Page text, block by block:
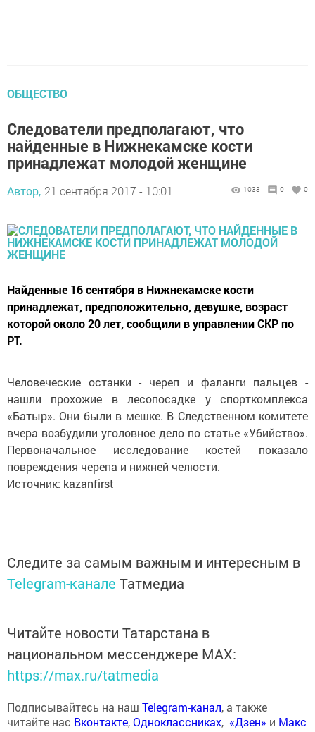
ОБЩЕСТВО
Следователи предполагают, что
найденные в Нижнекамске кости
принадлежат молодой женщине
Автор, 21 сентября 2017 - 10:01 1033 0 0
Найденные 16 сентября в Нижнекамске кости
принадлежат, предположительно, девушке, возраст
которой около 20 лет, сообщили в управлении СКР по
РТ.
Человеческие останки - череп и фаланги пальцев -
нашли прохожие в лесопосадке у спорткомплекса
«Батыр». Они были в мешке. В Следственном комитете
вчера возбудили уголовное дело по статье «Убийство».
Первоначальное исследование костей показало
повреждения черепа и нижней челюсти.
Источник: kazanfirst
Следите за самым важным и интересным в
Telegram-канале Татмедиа
Читайте новости Татарстана в
национальном мессенджере MАХ:
https://max.ru/tatmedia
Подписывайтесь на наш Telegram-канал, а также
читайте нас Вконтакте,Одноклассниках, «Дзен» и Макс